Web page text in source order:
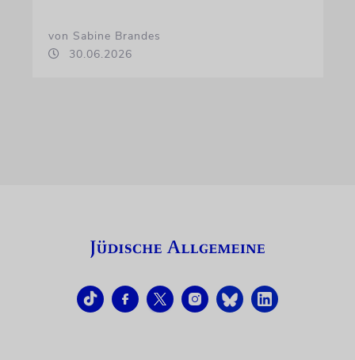
von Sabine Brandes
30.06.2026